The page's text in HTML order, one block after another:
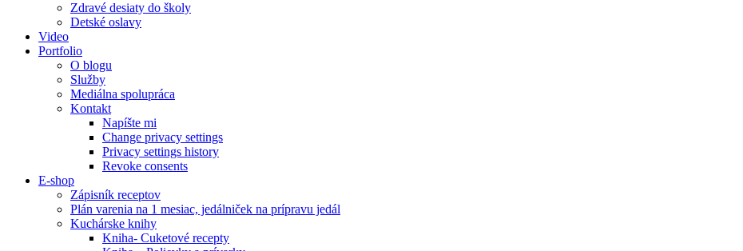
Zdravé desiaty do školy
Detské oslavy
Video
Portfolio
O blogu
Služby
Mediálna spolupráca
Kontakt
Napíšte mi
Change privacy settings
Privacy settings history
Revoke consents
E-shop
Zápisník receptov
Plán varenia na 1 mesiac, jedálniček na prípravu jedál
Kuchárske knihy
Kniha- Cuketové recepty